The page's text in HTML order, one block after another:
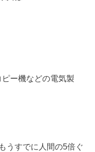
ー機などの電気製
うすでに人間の5倍ぐ